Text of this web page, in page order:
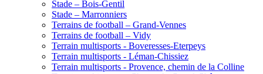
Stade – Bois-Gentil
Stade – Marronniers
Terrains de football – Grand-Vennes
Terrains de football – Vidy
Terrain multisports - Boveresses-Eterpeys
Terrain multisports - Léman-Chissiez
Terrain multisports - Provence, chemin de la Colline